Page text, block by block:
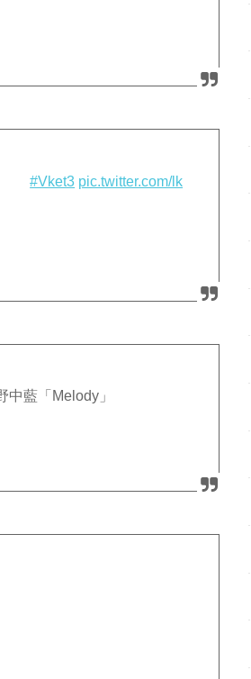
ｗ#Vket3 pic.twitter.com/lk
藍「Melody」